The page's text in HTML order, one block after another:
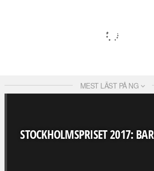
MEST LÄST PÅ NG
STOCKHOLMSPRISET 2017: BAR